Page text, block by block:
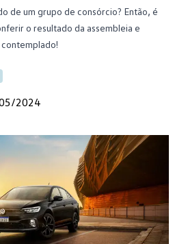
de um grupo de consórcio? Então, é
o resultado da assembleia e
2024